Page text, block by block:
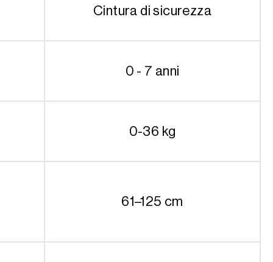
Cintura di sicurezza
0 - 7 anni
0-36 kg
61–125 cm